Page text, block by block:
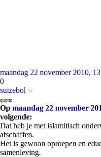
maandag 22 november 2010,
0
suizebol
quote:
Op maandag 22 november
volgende:
Dat heb je met islamitisch
afschaffen.
Het is gewoon oproepen en
samenleving.